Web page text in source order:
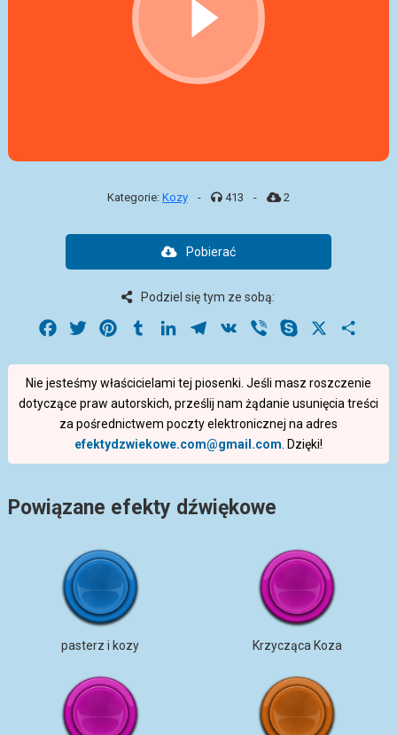
Kategorie: Kozy - 413 - 2
Pobierać
Podziel się tym ze sobą:
Facebook
Twitter PinterestTumblrLinkedInTelegram
VK Viber Skype
Nie jesteśmy właścicielami tej piosenki. Jeśli masz roszczenie
dotyczące praw autorskich, prześlij nam żądanie usunięcia treści
za pośrednictwem poczty elektronicznej na adres
efektydzwiekowe.com@gmail.com . Dzięki!
Powiązane efekty dźwiękowe
pasterz i kozy Krzycząca Koza